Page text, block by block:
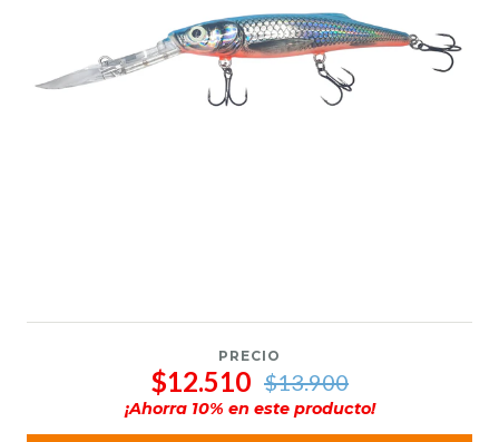
PRECIO
$12.510 $13.900
¡Ahorra 10% en este producto!